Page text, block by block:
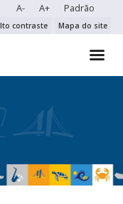
A- A+ Padrão
contraste Mapa do site